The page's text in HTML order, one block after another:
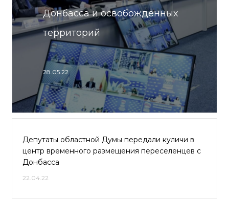
Донбасса и освобожденных
территорий
28.05.22
Депутаты областной Думы передали куличи в
центр временного размещения переселенцев с
Донбасса
22.04.22